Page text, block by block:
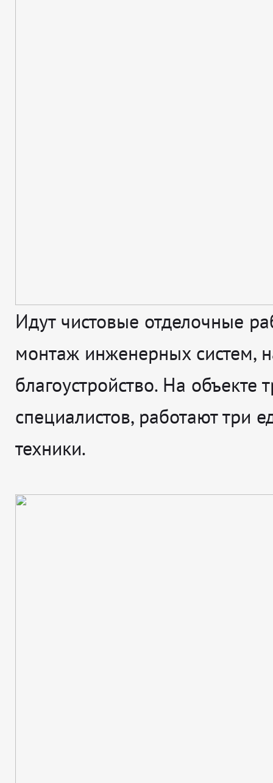
Идут чистовые отделочные
монтаж инженерных систем,
благоустройство. На объекте
специалистов, работают три
техники.